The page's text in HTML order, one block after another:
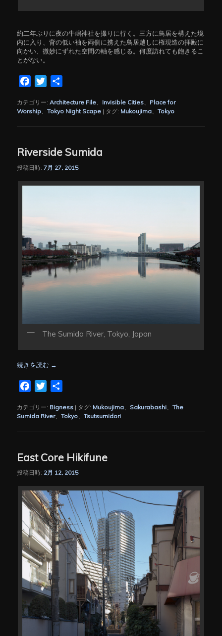
約二年ぶりに夜の牛嶋神社を撮りに行く。三方に鳥居を構えた境
内に入り、背の低い袖を両側に携えた鳥居越しに権現造の拝殿に
向かい、微妙にずれた空間の軸を感じる。何度訪れても飽きるこ
とがない。
FacebookTwitter
カテゴリー: Architecture File、 Invisible Cities、 Place for
Worship、Tokyo Night Scape | タグ: Mukoujima、Tokyo
Riverside Sumida
投稿日時:7月 27, 2015
The Sumida River, Tokyo, Japan
続きを読む →
FacebookTwitter
カテゴリー: Bigness | タグ: Mukoujima、 Sakurabashi、The
Sumida River、Tokyo、Tsutsumidori
East Core Hikifune
投稿日時: 2月 12, 2015